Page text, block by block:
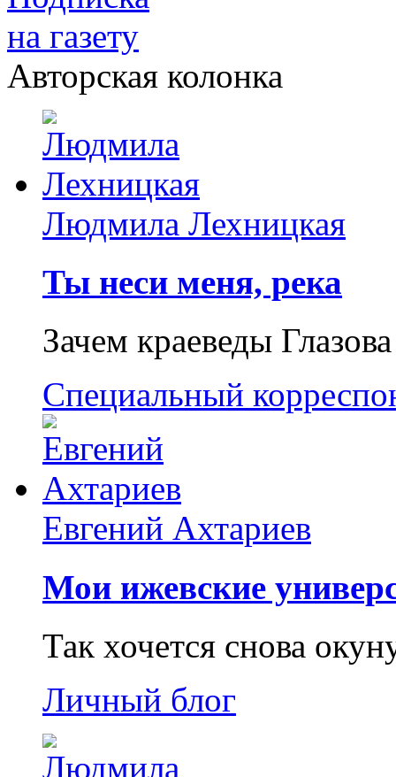
Авторская колонка
Людмила Лехницкая
Ты неси меня, река
Зачем краеведы
Специальный
Евгений Ахтариев
Мои ижевские
Так хочется снова
Личный блог